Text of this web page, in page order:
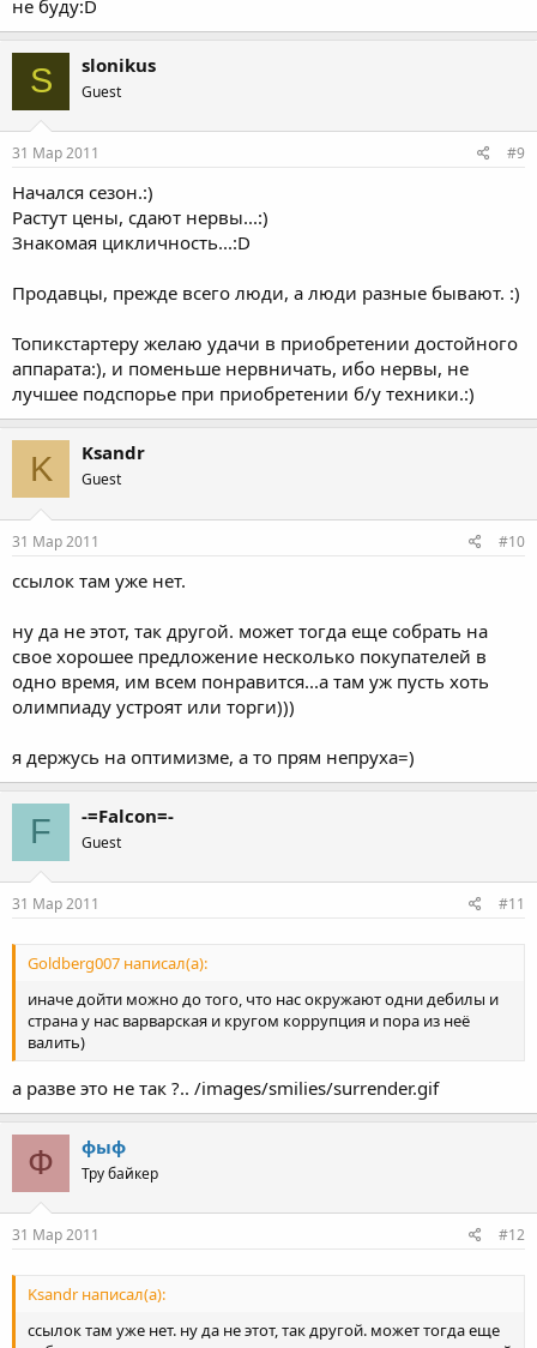
не буду:D
S slonikus
Guest
31 Мар 2011 #9
Начался сезон.:)
Растут цены, сдают нервы...:)
Знакомая цикличность...:D
Продавцы, прежде всего люди, а люди разные бывают. :)
Топикстартеру желаю удачи в приобретении достойного
аппарата:), и поменьше нервничать, ибо нервы, не
лучшее подспорье при приобретении б/у техники.:)
K Ksandr
Guest
31 Мар 2011 #10
ссылок там уже нет.
ну да не этот, так другой. может тогда еще собрать на
свое хорошее предложение несколько покупателей в
одно время, им всем понравится...а там уж пусть хоть
олимпиаду устроят или торги)))
я держусь на оптимизме, а то прям непруха=)
F -=Falcon=-
Guest
31 Мар 2011 #11
Goldberg007 написал(а):
иначе дойти можно до того, что нас окружают одни дебилы и
страна у нас варварская и кругом коррупция и пора из неё
валить)
а разве это не так ?.. /images/smilies/surrender.gif
Ф фыф
Тру байкер
31 Мар 2011 #12
Ksandr написал(а):
ссылок там уже нет. ну да не этот, так другой. может тогда еще